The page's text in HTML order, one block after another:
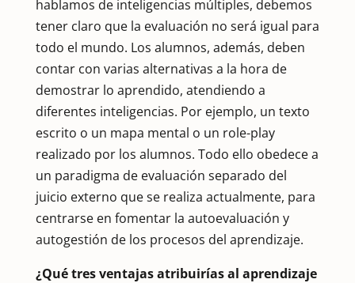
hablamos de inteligencias múltiples, debemos
tener claro que la evaluación no será igual para
todo el mundo. Los alumnos, además, deben
contar con varias alternativas a la hora de
demostrar lo aprendido, atendiendo a
diferentes inteligencias. Por ejemplo, un texto
escrito o un mapa mental o un role-play
realizado por los alumnos. Todo ello obedece a
un paradigma de evaluación separado del
juicio externo que se realiza actualmente, para
centrarse en fomentar la autoevaluación y
autogestión de los procesos del aprendizaje.
¿Qué tres ventajas atribuirías al aprendizaje